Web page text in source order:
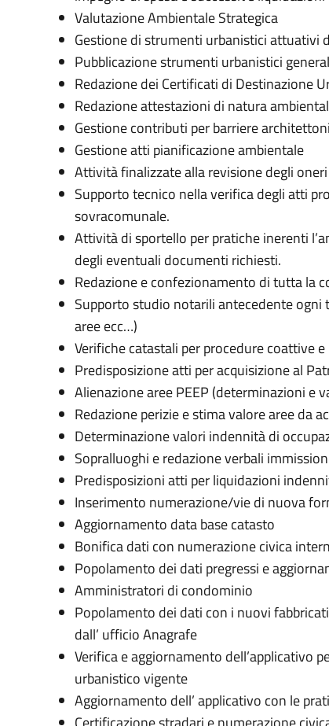
Valutazione Ambientale Strategica
Gestione di strumenti urbanistici attuativi
Pubblicazione strumenti urbanistici
Redazione dei Certificati di Destinazione
Redazione attestazioni di natura
Gestione contributi per barriere
Gestione atti pianificazione ambientale
Attività finalizzate alla revisione degli
Supporto tecnico nella verifica degli atti
sovracomunale.
Attività di sportello per pratiche inerenti
degli eventuali documenti richiesti.
Redazione e confezionamento di tutta la
Supporto studio notarili antecedente
aree ecc…)
Verifiche catastali per procedure coattive
Predisposizione atti per acquisizione al
Alienazione aree PEEP (determinazioni e
Redazione perizie e stima valore aree da
Determinazione valori indennità di
Sopralluoghi e redazione verbali
Predisposizioni atti per liquidazioni
Inserimento numerazione/vie di nuova
Aggiornamento data base catasto
Bonifica dati con numerazione civica
Popolamento dei dati pregressi e
Amministratori di condominio
Popolamento dei dati con i nuovi
dall’ ufficio Anagrafe
Verifica e aggiornamento dell’applicativo
urbanistico vigente
Aggiornamento dell’ applicativo con le